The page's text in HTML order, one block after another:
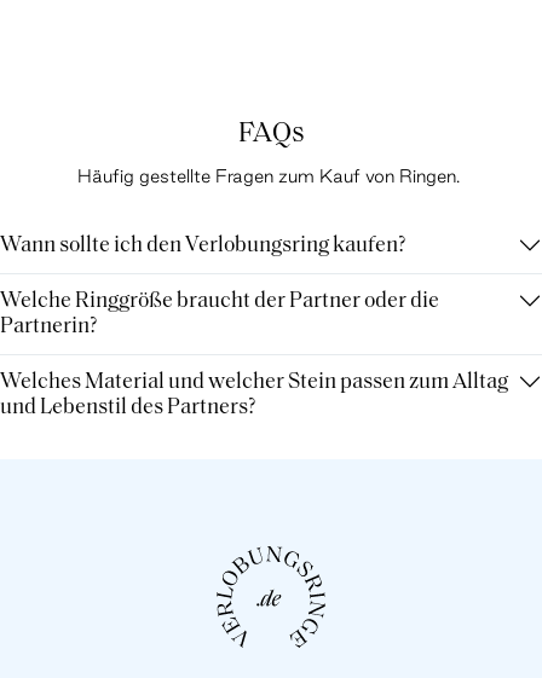
FAQs
Häufig gestellte Fragen zum Kauf von Ringen.
Wann sollte ich den Verlobungsring kaufen?
Welche Ringgröße braucht der Partner oder die
Partnerin?
Welches Material und welcher Stein passen zum Alltag
und Lebenstil des Partners?